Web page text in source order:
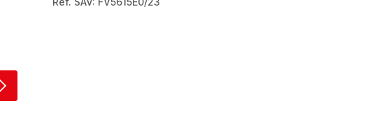
navigation.pagination.actions.next